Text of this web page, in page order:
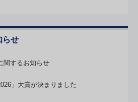
らせ
関するお知らせ
」大賞が決まりました